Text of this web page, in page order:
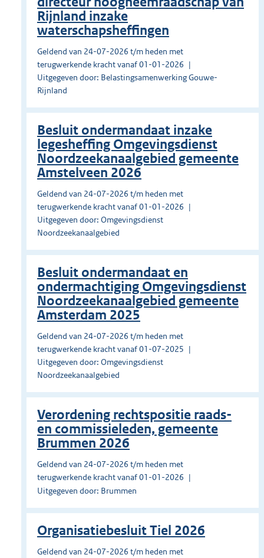
Rijnland inzake
waterschapsheffingen
Geldend van 24-07-2026 t/m heden met
terugwerkende kracht vanaf 01-01-2026
Uitgegeven door: Belastingsamenwerking Gouwe-
Rijnland
Besluit ondermandaat inzake
legesheffing Omgevingsdienst
Noordzeekanaalgebied gemeente
Amstelveen 2026
Geldend van 24-07-2026 t/m heden met
terugwerkende kracht vanaf 01-01-2026
Uitgegeven door: Omgevingsdienst
Noordzeekanaalgebied
Besluit ondermandaat en
ondermachtiging Omgevingsdienst
Noordzeekanaalgebied gemeente
Amsterdam 2025
Geldend van 24-07-2026 t/m heden met
terugwerkende kracht vanaf 01-07-2025
Uitgegeven door: Omgevingsdienst
Noordzeekanaalgebied
Verordening rechtspositie raads-
en commissieleden, gemeente
Brummen 2026
Geldend van 24-07-2026 t/m heden met
terugwerkende kracht vanaf 01-01-2026
Uitgegeven door: Brummen
Organisatiebesluit Tiel 2026
Geldend van 24-07-2026 t/m heden met